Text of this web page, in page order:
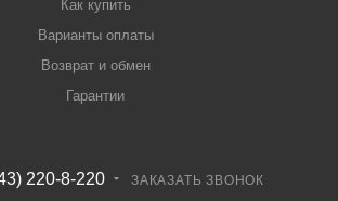
Как купить
Варианты оплаты
Возврат и обмен
Гарантии
220-8-220 ЗАКАЗАТЬ ЗВОНОК